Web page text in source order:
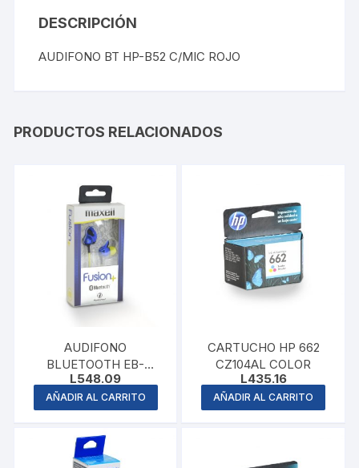
DESCRIPCIÓN
AUDIFONO BT HP-B52 C/MIC ROJO
PRODUCTOS RELACIONADOS
AUDIFONO
BLUETOOTH EB-
BTFUS9 AQUA
L548.09
AÑADIR AL CARRITO
CARTUCHO HP 662
CZ104AL COLOR
L435.16
AÑADIR AL CARRITO